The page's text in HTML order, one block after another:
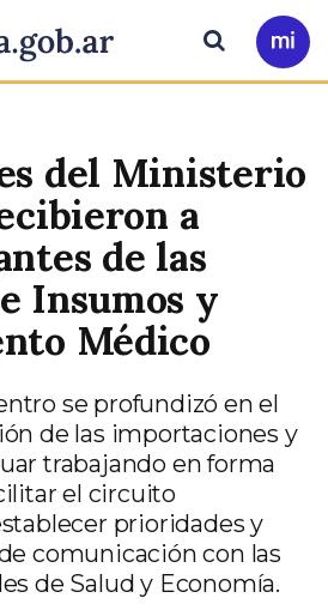
Ir
a
Buscar
del Ministerio
a
de las
Insumos y
Médico
se profundizó en el
de las importaciones y
trabajando en forma
el circuito
prioridades y
comunicación con las
de Salud y Economía.